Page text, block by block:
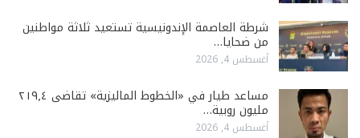
شرطة العاصمة الإندونيسية تستعيد ثلاثة مواطنين
من ضحايا…
أغسطس 4, 2026
مساعد طيار في «الخطوط الماليزية» تقاضى ٢١٩٫٤
مليون روبية…
أغسطس 4, 2026